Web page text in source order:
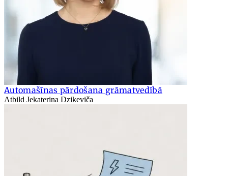
Automašīnas pārdošana grāmatvedībā
Atbild Jekaterina Dzikeviča